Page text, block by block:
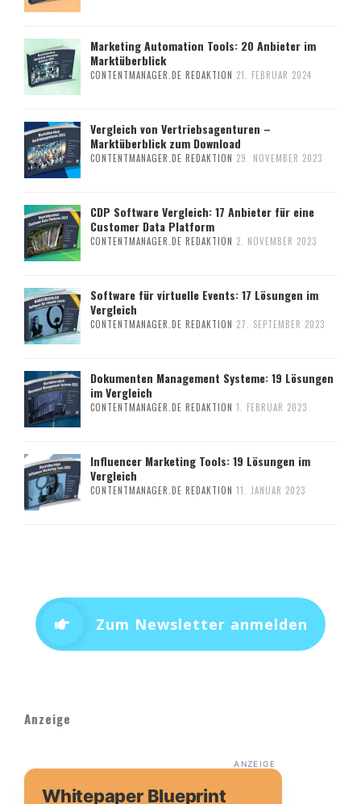
Marketing Automation Tools: 20 Anbieter im
Marktüberblick
CONTENTMANAGER.DE REDAKTION 21. FEBRUAR 2024
Vergleich von Vertriebsagenturen –
Marktüberblick zum Download
CONTENTMANAGER.DE REDAKTION 29. NOVEMBER 2023
CDP Software Vergleich: 17 Anbieter für eine
Customer Data Platform
CONTENTMANAGER.DE REDAKTION 2. NOVEMBER 2023
Software für virtuelle Events: 17 Lösungen im
Vergleich
CONTENTMANAGER.DE REDAKTION 27. SEPTEMBER 2023
Dokumenten Management Systeme: 19 Lösungen
im Vergleich
CONTENTMANAGER.DE REDAKTION 1. FEBRUAR 2023
Influencer Marketing Tools: 19 Lösungen im
Vergleich
CONTENTMANAGER.DE REDAKTION 11. JANUAR 2023
Zum Newsletter anmelden
Anzeige